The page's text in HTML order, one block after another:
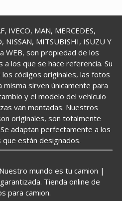
IVECO, MAN, MERCEDES,
NISSAN, MITSUBISHI, ISUZU Y
WEB, son propiedad de los
los que se hace referencia. Su
códigos originales, las fotos
misma sirven únicamente para
y el modelo del vehículo
van montadas. Nuestros
originales, son totalmente
adaptan perfectamente a los
que están designados.
mundo es tu camion |
Tienda online de
para camion.